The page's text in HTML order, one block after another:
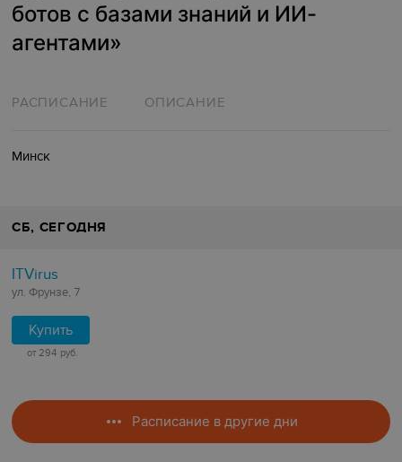
ботов с базами знаний и ИИ-
агентами»
РАСПИСАНИЕ ОПИСАНИЕ
Минск
СБ, СЕГОДНЯ
ITVirus
ул. Фрунзе, 7
Купить
от 294 руб.
Расписание в другие дни